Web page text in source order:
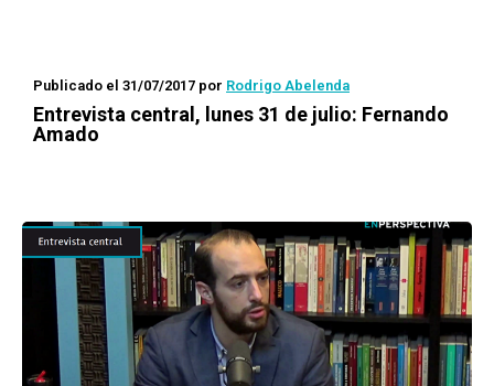
Publicado el 31/07/2017 por Rodrigo Abelenda
Entrevista central, lunes 31 de julio: Fernando
Amado